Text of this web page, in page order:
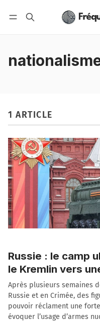
1 ARTICLE
Russie : le camp
le Kremlin vers
Après plusieurs semaines
Russie et en Crimée, des
pouvoir réclament une
évoquer l’usage d’armes